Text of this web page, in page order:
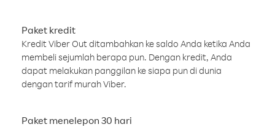
Paket kredit
Kredit Viber Out ditambahkan ke saldo Anda ketika Anda
membeli sejumlah berapa pun. Dengan kredit, Anda
dapat melakukan panggilan ke siapa pun di dunia
dengan tarif murah Viber.
Paket menelepon 30 hari